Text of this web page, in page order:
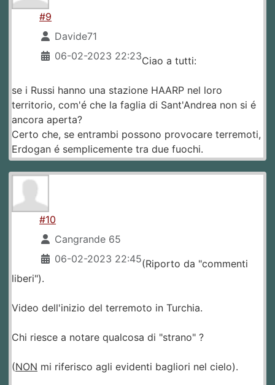
#9
Davide71
06-02-2023 22:23Ciao a tutti:
se i Russi hanno una stazione HAARP nel loro
territorio, com'é che la faglia di Sant'Andrea non si é
ancora aperta?
Certo che, se entrambi possono provocare terremoti,
Erdogan é semplicemente tra due fuochi.
#10
Cangrande 65
06-02-2023 22:45(Riporto da "commenti
liberi").
Video dell'inizio del terremoto in Turchia.
Chi riesce a notare qualcosa di "strano" ?
(NON mi riferisco agli evidenti bagliori nel cielo).